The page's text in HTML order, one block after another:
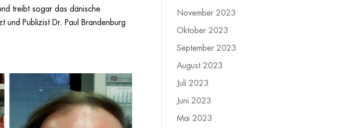
treibt sogar das dänische
und Publizist Dr. Paul Brandenburg
November 2023
Oktober 2023
September 2023
August 2023
Juli 2023
Juni 2023
Mai 2023